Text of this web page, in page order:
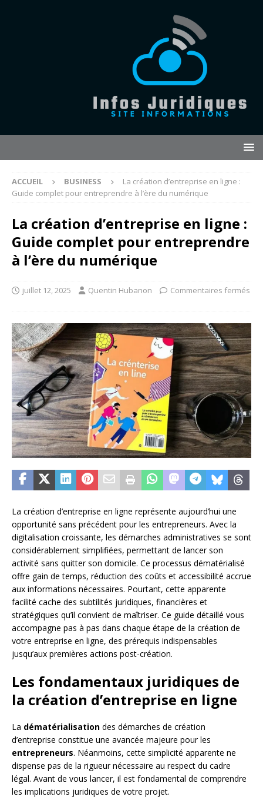
ACCUEIL BUSINESS
La création d’entreprise en ligne :
Guide complet pour entreprendre à l’ère du numérique
La création d’entreprise en ligne :
Guide complet pour entreprendre
à l’ère du numérique
juillet 12, 2025 Quentin Hubanon Commentaires fermés
La création d’entreprise en ligne représente aujourd’hui une
opportunité sans précédent pour les entrepreneurs. Avec la
digitalisation croissante, les démarches administratives se sont
considérablement simplifiées, permettant de lancer son
activité sans quitter son domicile. Ce processus dématérialisé
offre gain de temps, réduction des coûts et accessibilité accrue
aux informations nécessaires. Pourtant, cette apparente
facilité cache des subtilités juridiques, financières et
stratégiques qu’il convient de maîtriser. Ce guide détaillé vous
accompagne pas à pas dans chaque étape de la création de
votre entreprise en ligne, des prérequis indispensables
jusqu’aux premières actions post-création.
Les fondamentaux juridiques de
la création d’entreprise en ligne
La dématérialisation des démarches de création
d’entreprise constitue une avancée majeure pour les
entrepreneurs. Néanmoins, cette simplicité apparente ne
dispense pas de la rigueur nécessaire au respect du cadre
légal. Avant de vous lancer, il est fondamental de comprendre
les implications juridiques de votre projet.